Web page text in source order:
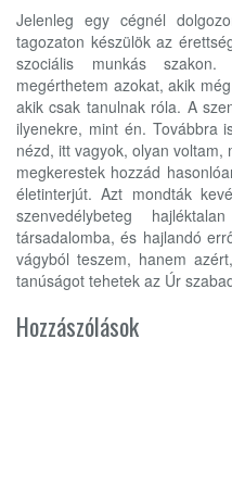
Jelenleg egy cégnél
tagozaton készülök az
szociális munkás
megérthetem azokat, akik
akik csak tanulnak róla. A
ilyenekre, mint én. Továbbra
nézd, itt vagyok, olyan voltam,
megkerestek hozzád
életinterjút. Azt mondták
szenvedélybeteg
társadalomba, és hajlandó
vágyból teszem, hanem
tanúságot tehetek az Úr
Hozzászólások